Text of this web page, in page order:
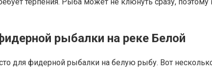
терпения. Рыба может не клюнуть сразу,
рыбалки на реке Белой
для фидерной рыбалки на белую рыбу. Вот